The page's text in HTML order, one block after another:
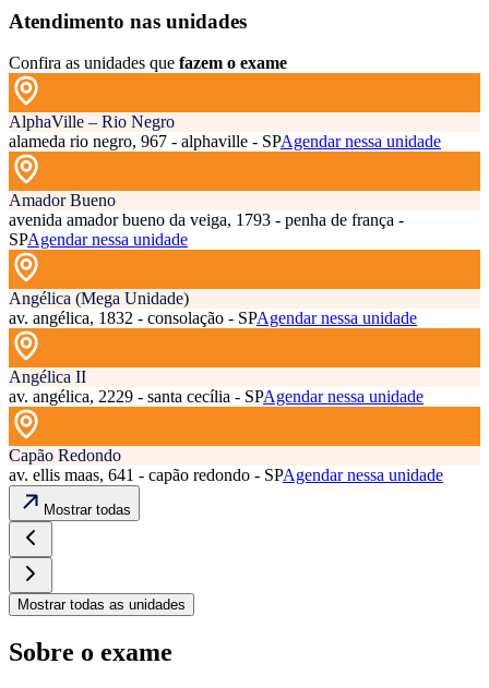
Atendimento nas unidades
Confira as unidades que fazem o exame
AlphaVille – Rio Negro
alameda rio negro, 967 - alphaville - SPAgendar nessa unidade
Amador Bueno
avenida amador bueno da veiga, 1793 - penha de frança -
SPAgendar nessa unidade
Angélica (Mega Unidade)
av. angélica, 1832 - consolação - SPAgendar nessa unidade
Angélica II
av. angélica, 2229 - santa cecília - SPAgendar nessa unidade
Capão Redondo
av. ellis maas, 641 - capão redondo - SPAgendar nessa unidade
Mostrar todas
Mostrar todas as unidades
Sobre o exame